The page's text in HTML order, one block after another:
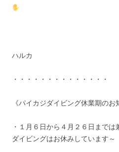
ハルカ
・・・・・・・・・・・・・・
《パイカジダイビング休業期のお
・１月６日から４月２６日までは
ダイビングはお休みしています～